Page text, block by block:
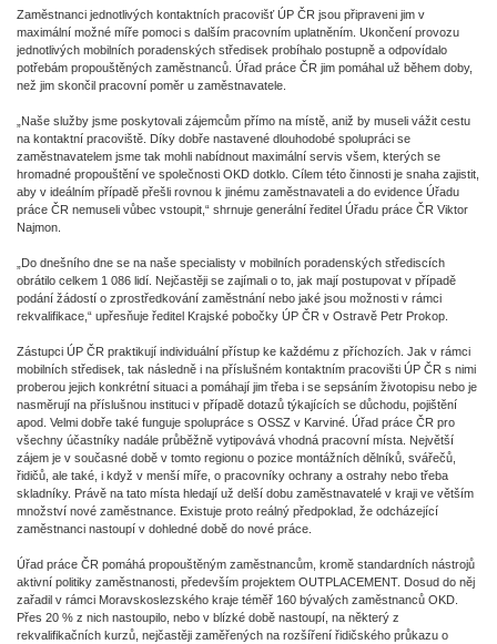
Zaměstnanci jednotlivých kontaktních pracovišť ÚP ČR jsou připraveni jim v
maximální možné míře pomoci s dalším pracovním uplatněním. Ukončení provozu
jednotlivých mobilních poradenských středisek probíhalo postupně a odpovídalo
potřebám propouštěných zaměstnanců. Úřad práce ČR jim pomáhal už během doby,
než jim skončil pracovní poměr u zaměstnavatele.
„Naše služby jsme poskytovali zájemcům přímo na místě, aniž by museli vážit cestu
na kontaktní pracoviště. Díky dobře nastavené dlouhodobé spolupráci se
zaměstnavatelem jsme tak mohli nabídnout maximální servis všem, kterých se
hromadné propouštění ve společnosti OKD dotklo. Cílem této činnosti je snaha zajistit,
aby v ideálním případě přešli rovnou k jinému zaměstnavateli a do evidence Úřadu
práce ČR nemuseli vůbec vstoupit,“ shrnuje generální ředitel Úřadu práce ČR Viktor
Najmon.
„Do dnešního dne se na naše specialisty v mobilních poradenských střediscích
obrátilo celkem 1 086 lidí. Nejčastěji se zajímali o to, jak mají postupovat v případě
podání žádostí o zprostředkování zaměstnání nebo jaké jsou možnosti v rámci
rekvalifikace,“ upřesňuje ředitel Krajské pobočky ÚP ČR v Ostravě Petr Prokop.
Zástupci ÚP ČR praktikují individuální přístup ke každému z příchozích. Jak v rámci
mobilních středisek, tak následně i na příslušném kontaktním pracovišti ÚP ČR s nimi
proberou jejich konkrétní situaci a pomáhají jim třeba i se sepsáním životopisu nebo je
nasměrují na příslušnou instituci v případě dotazů týkajících se důchodu, pojištění
apod. Velmi dobře také funguje spolupráce s OSSZ v Karviné. Úřad práce ČR pro
všechny účastníky nadále průběžně vytipovává vhodná pracovní místa. Největší
zájem je v současné době v tomto regionu o pozice montážních dělníků, svářečů,
řidičů, ale také, i když v menší míře, o pracovníky ochrany a ostrahy nebo třeba
skladníky. Právě na tato místa hledají už delší dobu zaměstnavatelé v kraji ve větším
množství nové zaměstnance. Existuje proto reálný předpoklad, že odcházející
zaměstnanci nastoupí v dohledné době do nové práce.
Úřad práce ČR pomáhá propouštěným zaměstnancům, kromě standardních nástrojů
aktivní politiky zaměstnanosti, především projektem OUTPLACEMENT. Dosud do něj
zařadil v rámci Moravskoslezského kraje téměř 160 bývalých zaměstnanců OKD.
Přes 20 % z nich nastoupilo, nebo v blízké době nastoupí, na některý z
rekvalifikačních kurzů, nejčastěji zaměřených na rozšíření řidičského průkazu o